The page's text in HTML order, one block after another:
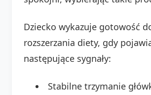
Dziecko wykazuje gotowość
rozszerzania diety, gdy
następujące sygnały:
Stabilne trzymanie